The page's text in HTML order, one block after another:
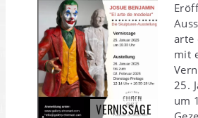
VERNISSAGE
arte
mit
25.
um